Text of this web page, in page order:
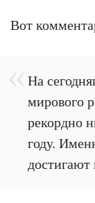
Вот
На
мирового
рекордно
году.